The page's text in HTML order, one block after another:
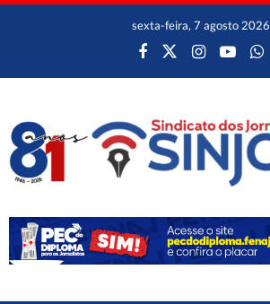
sexta-feira, 7 agosto 2026